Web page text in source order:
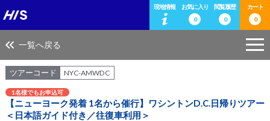
現地情報
お気に入り
0
閲覧履歴
0
カート
0
一覧へ戻る
ツアーコード NYC-AMWDC
1名様でもお申込可
【ニューヨーク発着 1名から催行】ワシントンD.C.日帰りツアー
＜日本語ガイド付き／往復車利用＞